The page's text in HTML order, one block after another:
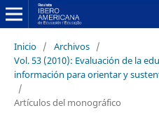
Inicio / Archivos /
Vol. 53 (2010): Evaluación de la
información para orientar y
/
Artículos del monográfico